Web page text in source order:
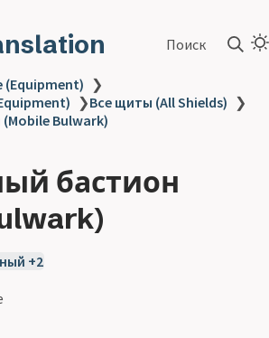
Поиск
(Equipment) ❯
❯Все щиты (All Shields) ❯
Bulwark)
бастион
+2